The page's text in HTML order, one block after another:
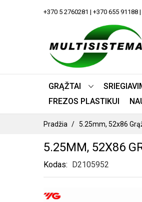
+370 5 2760281 | +370 655
GRĄŽTAI
FREZOS PLASTIKUI
Pradžia 5.25mm, 52x86
5.25MM, 52X86
Kodas D2105952
PEREITI